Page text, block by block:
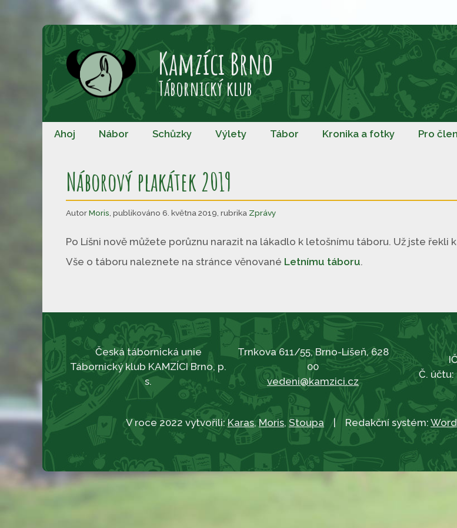
Přeskočit
Kamzíci Brno
Tábornický klub
Ahoj Nábor Schůzky Výlety Tábor Kronika a fotky Pro
Náborový plakátek 2019
AutorMoris publikováno 6. května 2019 rubrika Zprávy
Po Líšni nově můžete porůznu narazit na lákadlo k letošnímu táboru. Už jste
Vše o táboru naleznete na stránce věnované Letnímu táboru.
Česká tábornická unie
Tábornický klub KAMZÍCI Brno, p.
s.
Trnkova 611/55, Brno-Líšeň, 628
00
vedeni@kamzici.cz
Č.
V roce 2022 vytvořili:Karas,Moris, Stoupa| Redakční systém: